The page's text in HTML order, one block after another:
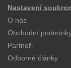
Nastavení
O nás
Obchodní
Partneři
Odborné články